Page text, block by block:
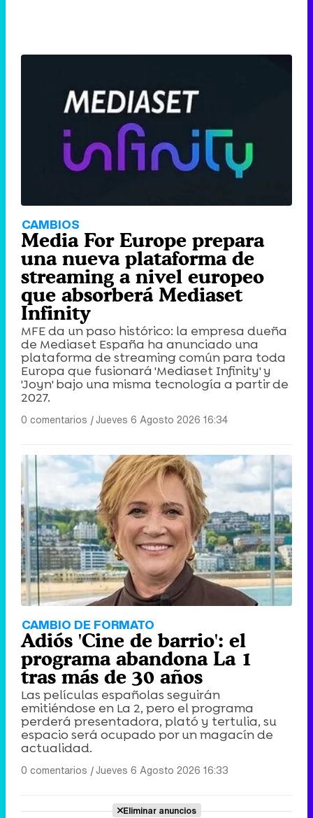
CAMBIOS
Media For Europe prepara
una nueva plataforma de
streaming a nivel europeo
que absorberá Mediaset
Infinity
MFE da un paso histórico: la empresa dueña
de Mediaset España ha anunciado una
plataforma de streaming común para toda
Europa que fusionará 'Mediaset Infinity' y
'Joyn' bajo una misma tecnología a partir de
2027.
0 comentarios |Jueves 6 Agosto 2026 16:34
CAMBIO DE FORMATO
Adiós 'Cine de barrio': el
programa abandona La 1
tras más de 30 años
Las películas españolas seguirán
emitiéndose en La 2, pero el programa
perderá presentadora, plató y tertulia, su
espacio será ocupado por un magacín de
actualidad.
0 comentarios |Jueves 6 Agosto 2026 16:33
Eliminar anuncios